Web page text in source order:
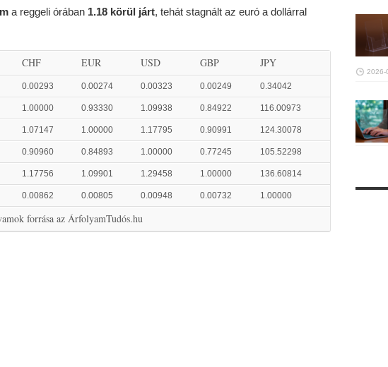
a reggeli órában 1.18 körül járt, tehát stagnált az euró a dollárral
CHF EUR USD GBP JPY
0.00293 0.00274 0.00323 0.00249 0.34042
1.00000 0.93330 1.09938 0.84922 116.00973
1.07147 1.00000 1.17795 0.90991 124.30078
0.90960 0.84893 1.00000 0.77245 105.52298
1.17756 1.09901 1.29458 1.00000 136.60814
0.00862 0.00805 0.00948 0.00732 1.00000
forrása az ÁrfolyamTudós.hu
2026-